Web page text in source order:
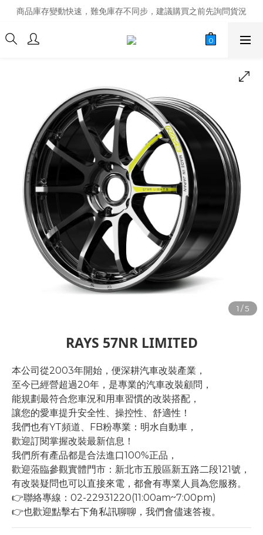
商品庫存變動快速，難免庫存不同步，建議購買之前先詢問貨況
商品庫存變動快速，難免庫存不同步，建議購買之前先詢問貨況
經營超過20年的改裝老字號，安全有保障
RAYS 57NR LIMITED
本公司從2003年開始，便深耕汽車改裝產業，
至今已經營超過20年，是專業的汽車改裝顧問，
能規劃最符合您車況和用車習慣的改裝搭配，
讓您的愛車提升安全性、操控性、舒適性！
我們也有YT頻道、FB粉專業：明水自動車，
歡迎訂閱掌握改裝最新信息！
我們所有產品都是合法進口100%正品，
歡迎蒞臨參觀實體門市：新北市五股區新五路二段121號，
有改裝疑問也可以直接來電，都會有專業人員為您服務。
👉聯絡專線：02-22931220(11:00am~7:00pm)
👉也歡迎點擊右下角私訊聊聊，我們會儘速答複。